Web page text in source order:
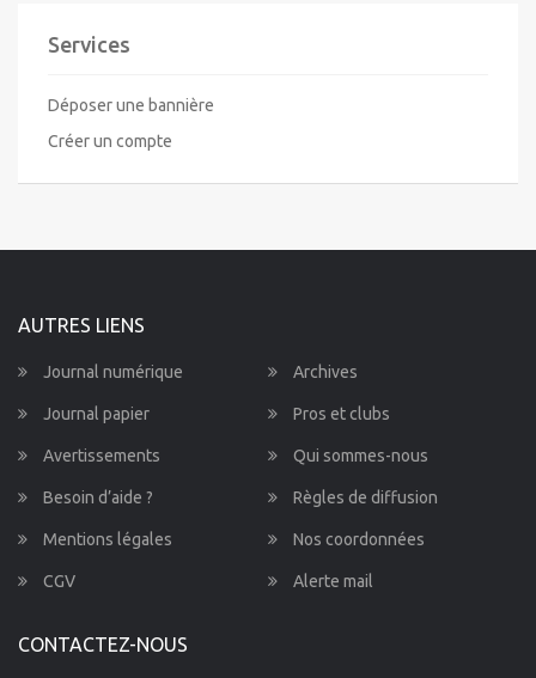
Services
Déposer une bannière
Créer un compte
AUTRES LIENS
Journal numérique Archives
Journal papier Pros et clubs
Avertissements Qui sommes-nous
Besoin d’aide ? Règles de diffusion
Mentions légales Nos coordonnées
CGV Alerte mail
CONTACTEZ-NOUS